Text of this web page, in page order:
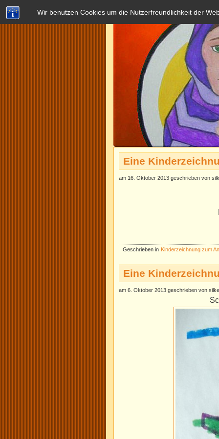
Wir benutzen Cookies um die Nutzerfreundlichkeit der
Eine
am 16. Oktober 2013 geschrieben von
Geschrieben in Kinderzeichnung zum
Eine
am 6. Oktober 2013 geschrieben von silke